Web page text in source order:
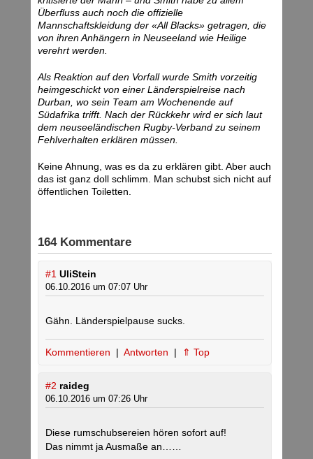
Überfluss auch noch die offizielle
Mannschaftskleidung der «All Blacks» getragen, die
von ihren Anhängern in Neuseeland wie Heilige
verehrt werden.
Als Reaktion auf den Vorfall wurde Smith vorzeitig
heimgeschickt von einer Länderspielreise nach
Durban, wo sein Team am Wochenende auf
Südafrika trifft. Nach der Rückkehr wird er sich laut
dem neuseeländischen Rugby-Verband zu seinem
Fehlverhalten erklären müssen.
Keine Ahnung, was es da zu erklären gibt. Aber auch
das ist ganz doll schlimm. Man schubst sich nicht auf
öffentlichen Toiletten.
164 Kommentare
#1 UliStein
06.10.2016 um 07:07 Uhr
Gähn. Länderspielpause sucks.
Kommentieren | Antworten | ⇑ Top
#2 raideg
06.10.2016 um 07:26 Uhr
Diese rumschubsereien hören sofort auf!
Das nimmt ja Ausmaße an……